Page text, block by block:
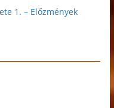
1. – Előzmények